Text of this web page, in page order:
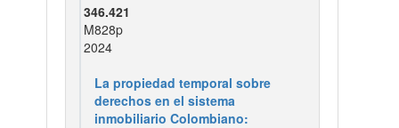
346.421
M828p
2024
La propiedad temporal sobre
derechos en el sistema
inmobiliario Colombiano: